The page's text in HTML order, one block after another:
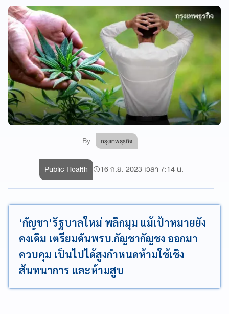
By กรุงเทพธุรกิจ
Public Health 16 ก.ย. 2023 เวลา 7:14 น.
‘กัญชา’รัฐบาลใหม่ พลิกมุม แม้เป้าหมายยัง
คงเดิม เตรียมดันพรบ.กัญชากัญชง ออกมา
ควบคุม เป็นไปได้สูงกำหนดห้ามใช้เชิง
สันทนาการ และห้ามสูบ